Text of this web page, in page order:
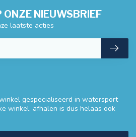
gespecialiseerd in watersport
winkel, afhalen is dus helaas ook
ONZE NIEUWSBRIEF
laatste acties